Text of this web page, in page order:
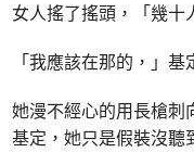
女人搖了搖頭，「幾十
「我應該在那的，」基
她漫不經心的用長槍刺
基定，她只是假裝沒聽